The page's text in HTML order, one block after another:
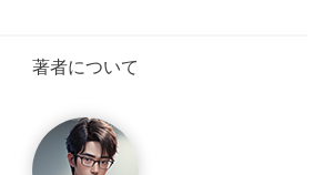
著者について